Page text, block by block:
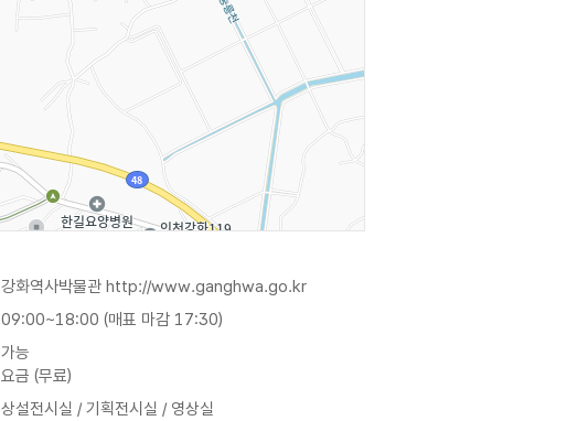
강화역사박물관 http://www.ganghwa.go.kr
09:00~18:00 (매표 마감 17:30)
가능
요금 (무료)
상설전시실 / 기획전시실 / 영상실